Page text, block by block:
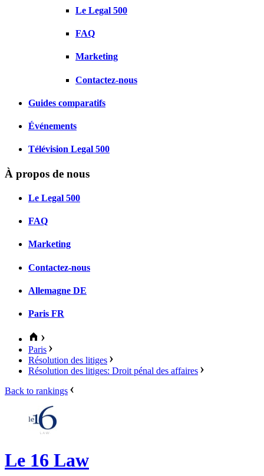
Le Legal 500
FAQ
Marketing
Contactez-nous
Guides comparatifs
Événements
Télévision Legal 500
À propos de nous
Le Legal 500
FAQ
Marketing
Contactez-nous
Allemagne DE
Paris FR
Paris
Résolution des litiges
Résolution des litiges: Droit pénal des affaires
Back to rankings
Le 16 Law